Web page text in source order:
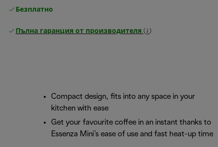
Безплатно връщане
Пълна гаранция от производителя
Compact design, fits into any space in your
kitchen with ease
Get your favourite coffee in an instant thanks to
Essenza Mini’s ease of use and fast heat-up time